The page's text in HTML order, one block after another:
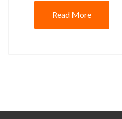
Read More